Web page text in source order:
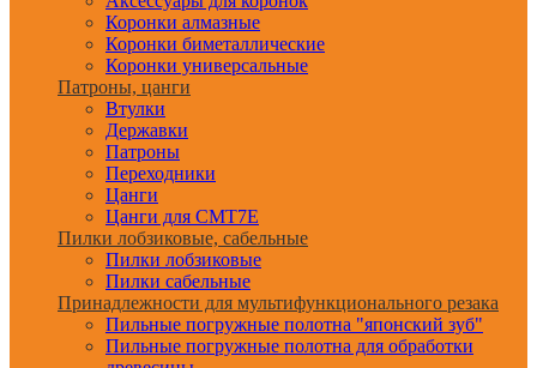
Коронки алмазные
Коронки биметаллические
Коронки универсальные
Патроны, цанги
Втулки
Державки
Патроны
Переходники
Цанги
Цанги для CMT7E
Пилки лобзиковые, сабельные
Пилки лобзиковые
Пилки сабельные
Принадлежности для мультифункционального резака
Пильные погружные полотна "японский зуб"
Пильные погружные полотна для обработки